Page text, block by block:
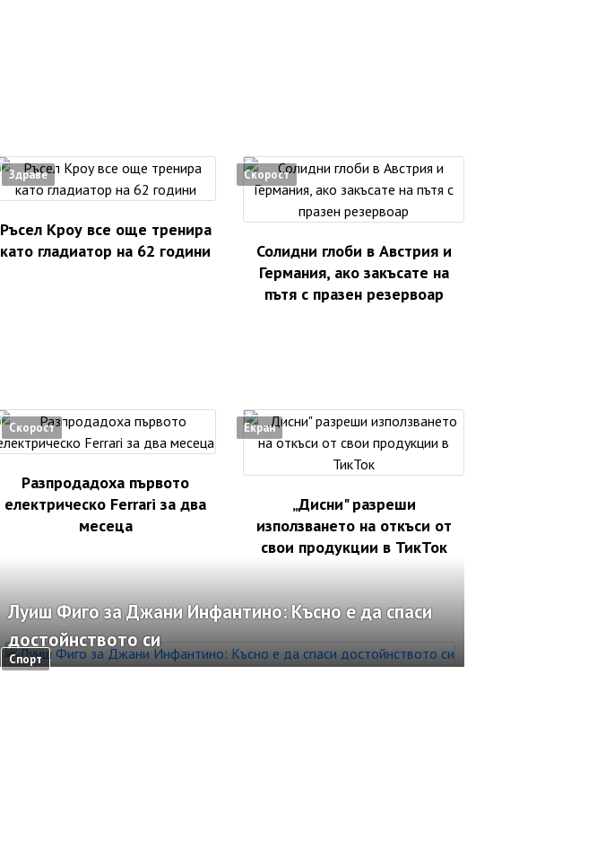
Здраве
Ръсел Кроу все още тренира
като гладиатор на 62 години
Скорост
Солидни глоби в Австрия и
Германия, ако закъсате на
пътя с празен резервоар
Скорост
Разпродадоха първото
електрическо Ferrari за два
месеца
Екран
„Дисни" разреши
използването на откъси от
свои продукции в ТикТок
Спорт
Луиш Фиго за Джани Инфантино: Късно е да спаси
достойнството си